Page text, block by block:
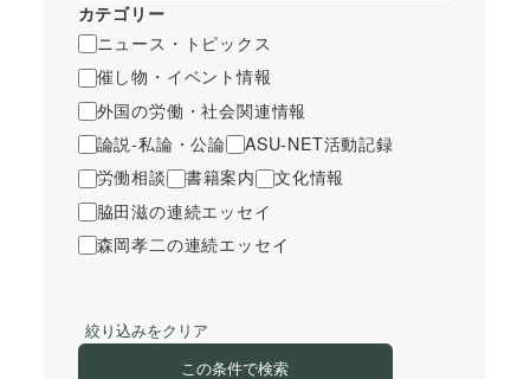
カテゴリー
ニュース・トピックス
催し物・イベント情報
外国の労働・社会関連情報
論説-私論・公論
ASU-NET活動記録
労働相談
書籍案内
文化情報
脇田滋の連続エッセイ
森岡孝二の連続エッセイ
絞り込みをクリア
この条件で検索